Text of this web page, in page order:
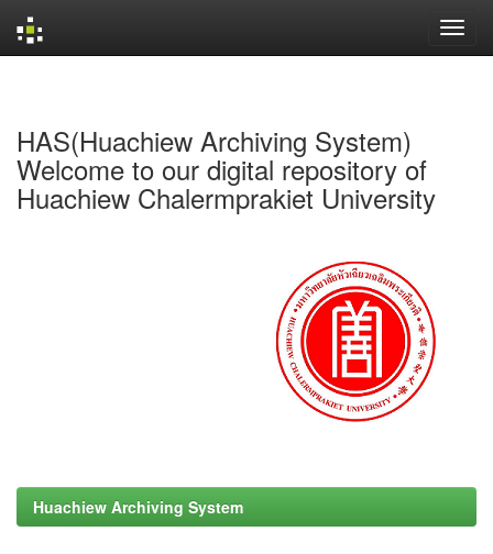
HAS(Huachiew Archiving System)
Welcome to our digital repository of
Huachiew Chalermprakiet University
Huachiew Archiving System